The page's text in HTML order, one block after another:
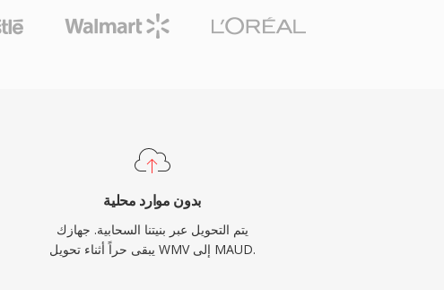
بدون موارد محلية
يتم التحويل عبر بنيتنا السحابية. جهازك
يبقى حراً أثناء تحويل WMV إلى MAUD.